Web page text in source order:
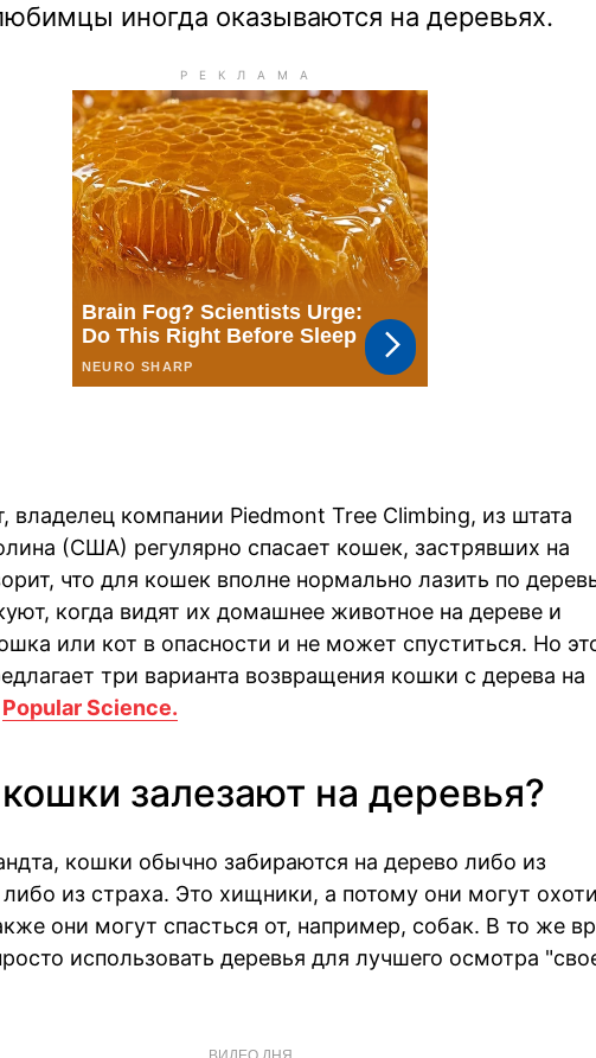
иногда оказываются на деревьях.
владелец компании Piedmont Tree Climbing, из штата
(США) регулярно спасает кошек, застрявших на
что для кошек вполне нормально лазить по
когда видят их домашнее животное на дереве и
или кот в опасности и не может спуститься. Но
три варианта возвращения кошки с дерева на
Popular Science.
залезают на деревья?
кошки обычно забираются на дерево либо из
из страха. Это хищники, а потому они могут
они могут спасться от, например, собак. В то же
использовать деревья для лучшего осмотра
ВИДЕО ДНЯ